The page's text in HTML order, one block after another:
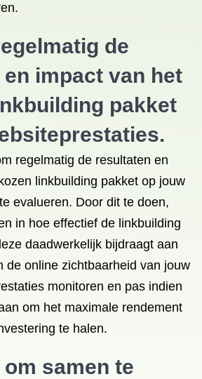
de
impact van het
pakket
regelmatig de resultaten en
linkbuilding pakket op jouw
evalueren. Door dit te doen,
in hoe effectief de linkbuilding
daadwerkelijk bijdraagt aan
de online zichtbaarheid van jouw
monitoren en pas indien
om het maximale rendement
te halen.
samen te